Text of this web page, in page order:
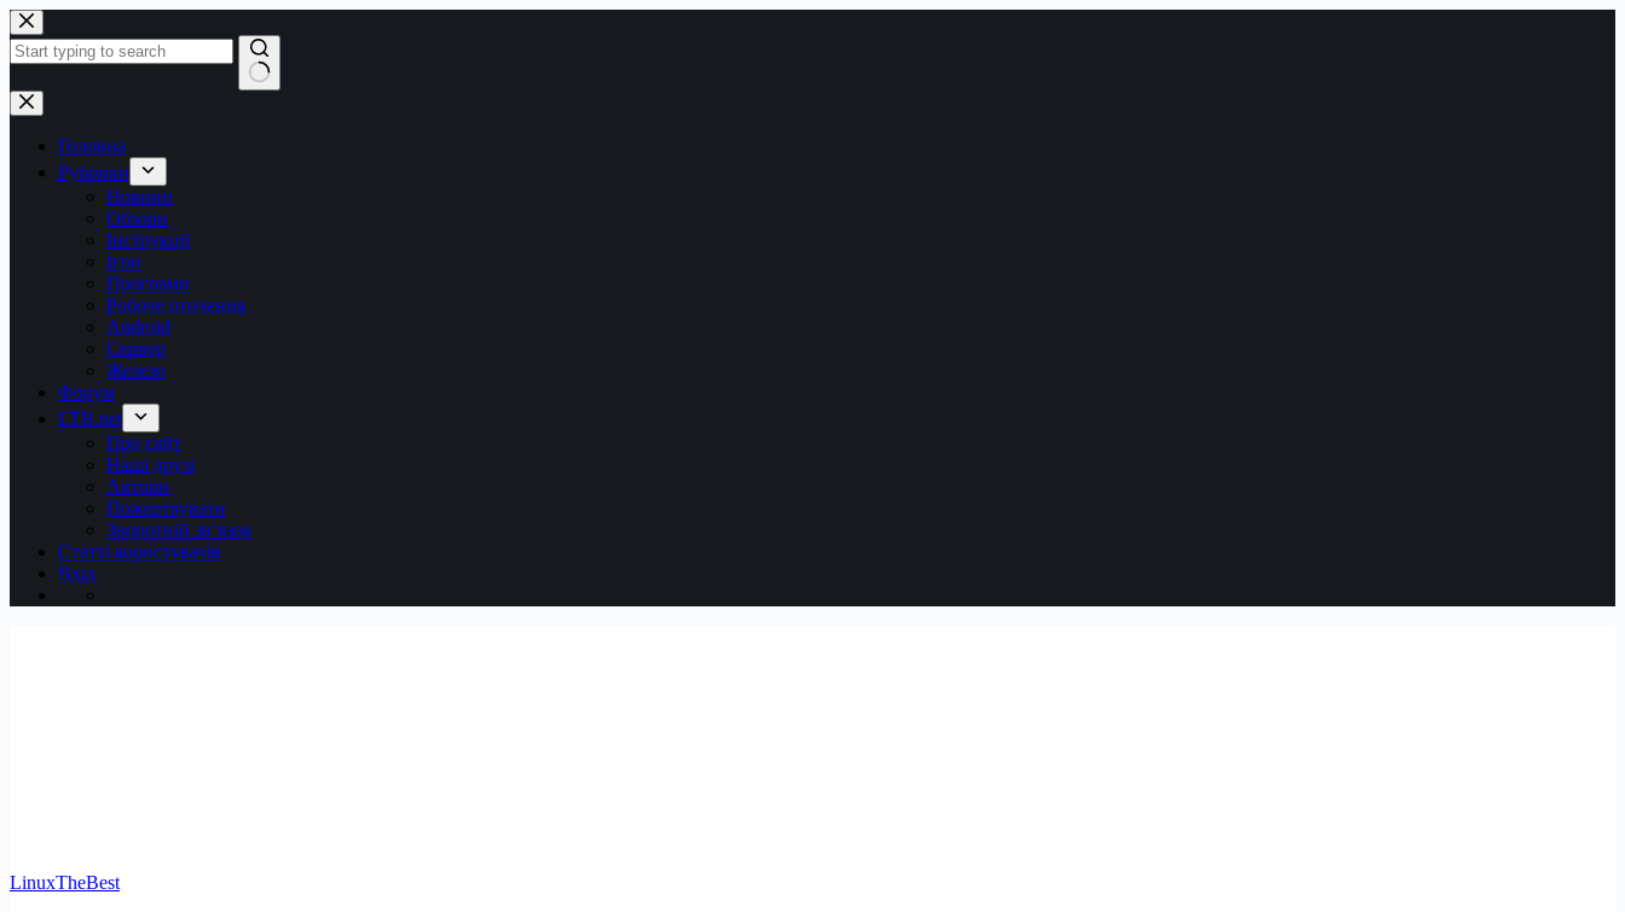
Перейти
до
вмісту
Немає
результатів
Головна
Рубрики
Новини
Обзори
Інструкції
Ігри
Програми
Робоче оточення
Android
Сервер
Железо
Форум
LTB.net
Про сайт
Наші друзі
Автори
Пожертвувати
Зворотній зв’язок
Статті користувачів
Вхід
LinuxTheBest